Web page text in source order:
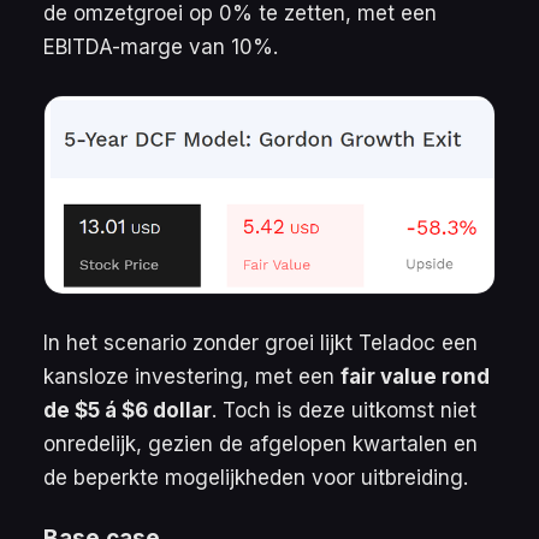
de omzetgroei op 0% te zetten, met een
EBITDA-marge van 10%.
In het scenario zonder groei lijkt Teladoc een
kansloze investering, met een fair value rond
de $5 á $6 dollar. Toch is deze uitkomst niet
onredelijk, gezien de afgelopen kwartalen en
de beperkte mogelijkheden voor uitbreiding.